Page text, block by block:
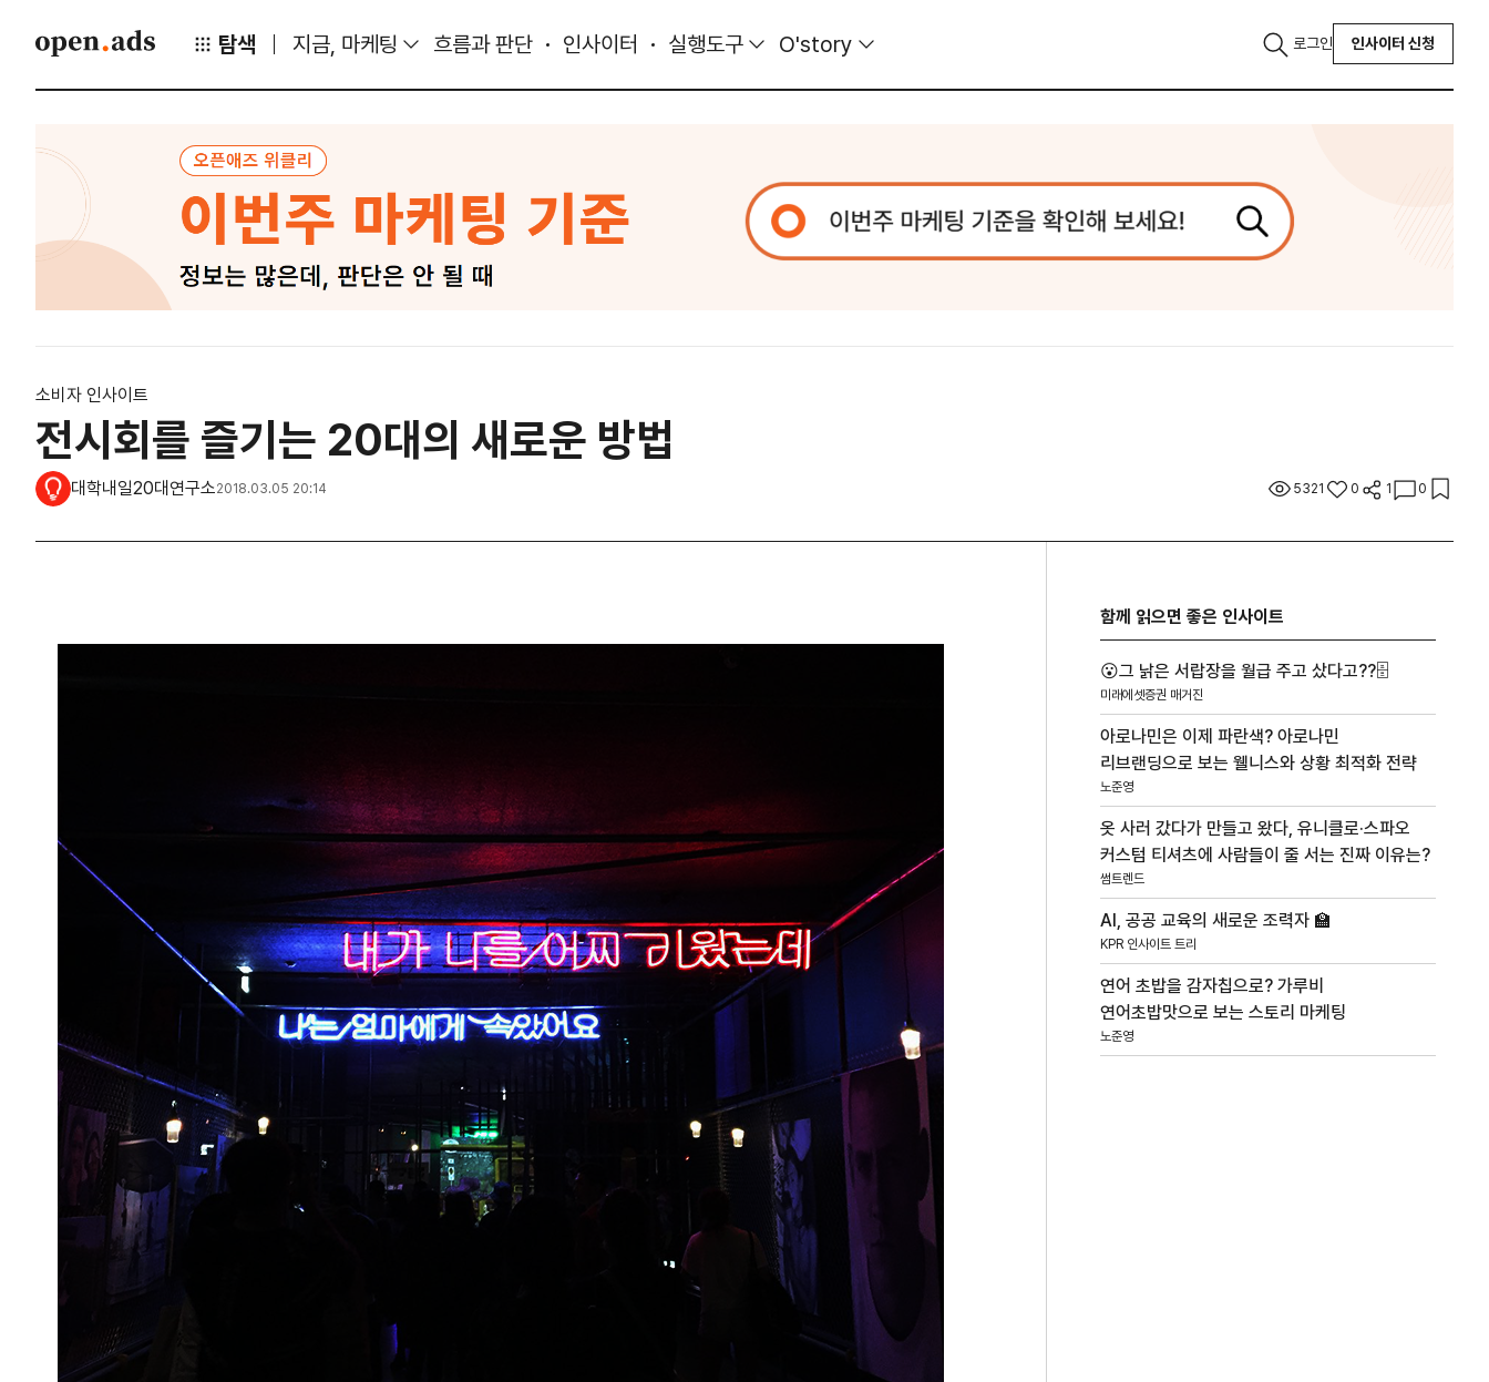
탐색 지금, 마케팅 흐름과 판단 인사이터 실행도구 O'story 로그인 인사이터 신청
소비자 인사이트
전시회를 즐기는 20대의 새로운 방법
대학내일20대연구소2018.03.05 20:14 5321 0 1 0
함께 읽으면 좋은 인사이트
😮그 낡은 서랍장을 월급 주고 샀다고??🗄️
미래에셋증권 매거진
아로나민은 이제 파란색? 아로나민
리브랜딩으로 보는 웰니스와 상황 최적화 전략
노준영
옷 사러 갔다가 만들고 왔다, 유니클로·스파오
커스텀 티셔츠에 사람들이 줄 서는 진짜 이유는?
썸트렌드
AI, 공공 교육의 새로운 조력자 🏫
KPR 인사이트 트리
연어 초밥을 감자칩으로? 가루비
연어초밥맛으로 보는 스토리 마케팅
노준영